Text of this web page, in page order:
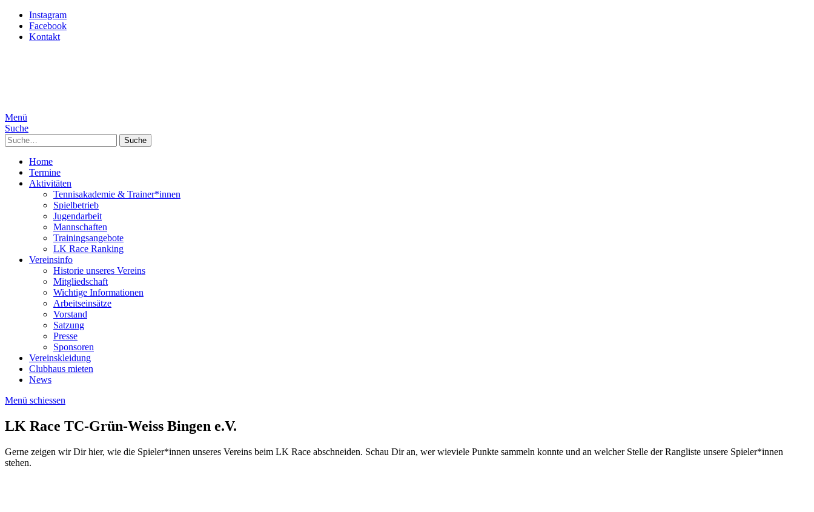
Instagram
Facebook
Kontakt
Menü
Suche
Suche
Home
Termine
Aktivitäten
Tennisakademie & Trainer*innen
Spielbetrieb
Jugendarbeit
Mannschaften
Trainingsangebote
LK Race Ranking
Vereinsinfo
Historie unseres Vereins
Mitgliedschaft
Wichtige Informationen
Arbeitseinsätze
Vorstand
Satzung
Presse
Sponsoren
Vereinskleidung
Clubhaus mieten
News
Menü schiessen
LK Race TC-Grün-Weiss Bingen e.V.
Gerne zeigen wir Dir hier, wie die Spieler*innen unseres Vereins beim LK Race abschneiden. Schau Dir an, wer wieviele Punkte sammeln konnte und an welcher Stelle der Rangliste unsere Spieler*innen
stehen.